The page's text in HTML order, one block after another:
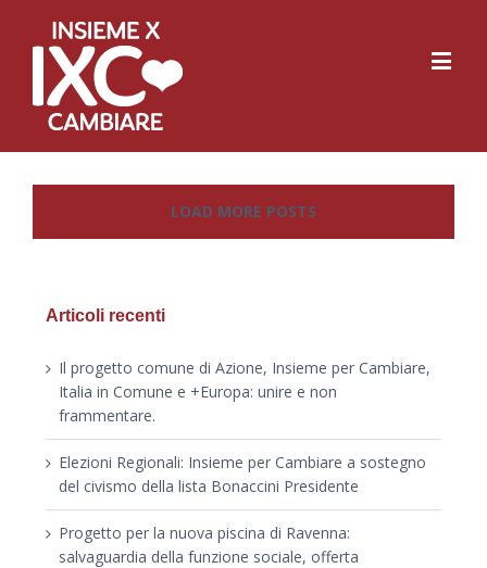
LOAD MORE POSTS
Articoli recenti
Il progetto comune di Azione, Insieme per Cambiare,
Italia in Comune e +Europa: unire e non
frammentare.
Elezioni Regionali: Insieme per Cambiare a sostegno
del civismo della lista Bonaccini Presidente
Progetto per la nuova piscina di Ravenna:
salvaguardia della funzione sociale, offerta